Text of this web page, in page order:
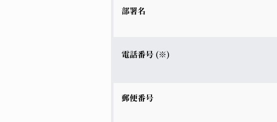
部署名
電話番号 (※)
郵便番号